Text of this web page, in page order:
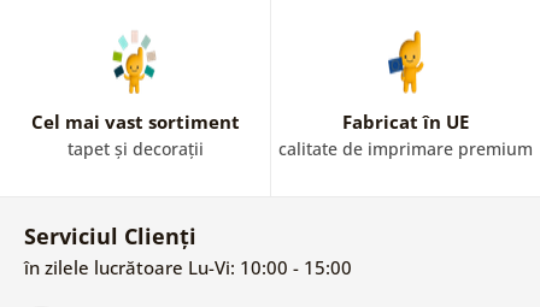
Cel mai vast sortiment
tapet și decorații
Fabricat în UE
calitate de imprimare premium
Serviciul Clienți
în zilele lucrătoare Lu-Vi: 10:00 - 15:00